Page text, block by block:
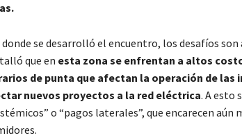
se desarrolló el encuentro, los desafíos son
que en esta zona se enfrentan a altos
de punta que afectan la operación de las
nuevos proyectos a la red eléctrica. A esto
o “pagos laterales”, que encarecen aún